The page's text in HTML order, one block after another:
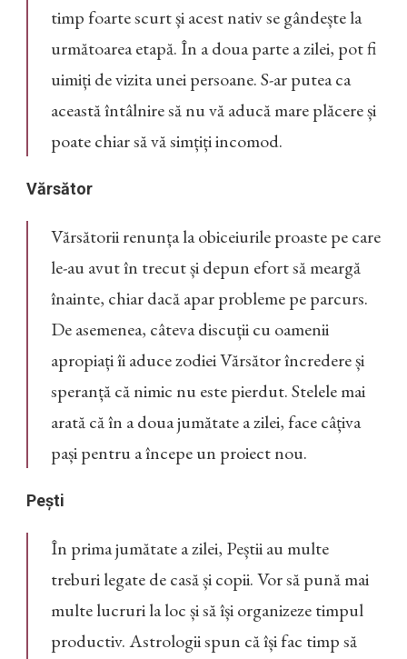
timp foarte scurt și acest nativ se gândește la
următoarea etapă. În a doua parte a zilei, pot fi
uimiți de vizita unei persoane. S-ar putea ca
această întâlnire să nu vă aducă mare plăcere și
poate chiar să vă simțiți incomod.
Vărsător
Vărsătorii renunța la obiceiurile proaste pe care
le-au avut în trecut și depun efort să meargă
înainte, chiar dacă apar probleme pe parcurs.
De asemenea, câteva discuții cu oamenii
apropiați îi aduce zodiei Vărsător încredere și
speranță că nimic nu este pierdut. Stelele mai
arată că în a doua jumătate a zilei, face câțiva
pași pentru a începe un proiect nou.
Pești
În prima jumătate a zilei, Peștii au multe
treburi legate de casă și copii. Vor să pună mai
multe lucruri la loc și să își organizeze timpul
productiv. Astrologii spun că își fac timp să